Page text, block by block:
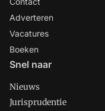
Adverteren
Vacatures
Boeken
Snel naar
Nieuws
Jurisprudentie